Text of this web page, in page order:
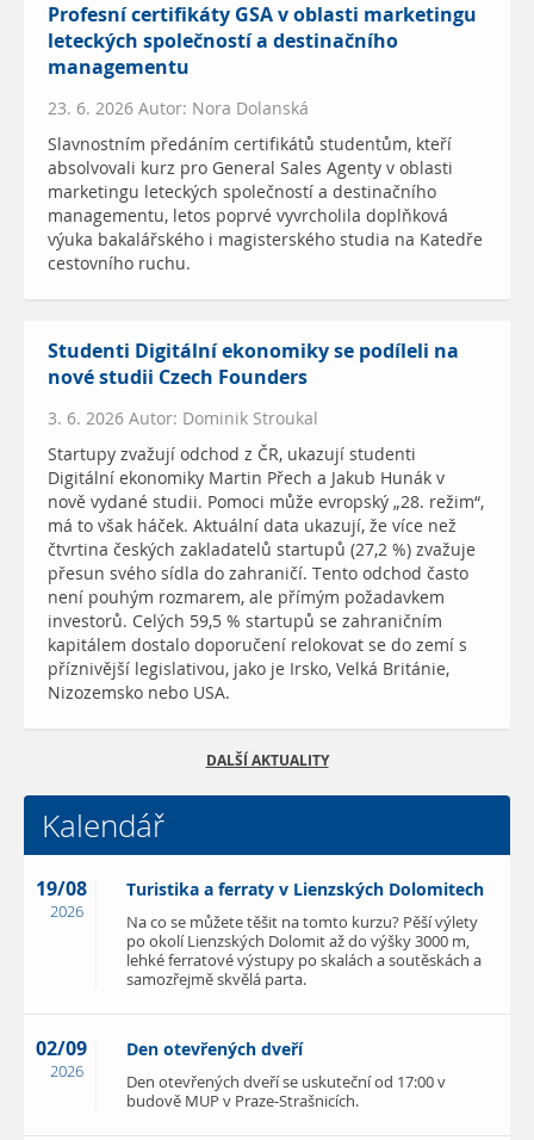
Profesní certifikáty GSA v oblasti marketingu
leteckých společností a destinačního
managementu
23. 6. 2026 Autor: Nora Dolanská
Slavnostním předáním certifikátů studentům, kteří
absolvovali kurz pro General Sales Agenty v oblasti
marketingu leteckých společností a destinačního
managementu, letos poprvé vyvrcholila doplňková
výuka bakalářského i magisterského studia na Katedře
cestovního ruchu.
Studenti Digitální ekonomiky se podíleli na
nové studii Czech Founders
3. 6. 2026 Autor: Dominik Stroukal
Startupy zvažují odchod z ČR, ukazují studenti
Digitální ekonomiky Martin Přech a Jakub Hunák v
nově vydané studii. Pomoci může evropský „28. režim“,
má to však háček. Aktuální data ukazují, že více než
čtvrtina českých zakladatelů startupů (27,2 %) zvažuje
přesun svého sídla do zahraničí. Tento odchod často
není pouhým rozmarem, ale přímým požadavkem
investorů. Celých 59,5 % startupů se zahraničním
kapitálem dostalo doporučení relokovat se do zemí s
příznivější legislativou, jako je Irsko, Velká Británie,
Nizozemsko nebo USA.
DALŠÍ AKTUALITY
Kalendář
19/08
2026
Turistika a ferraty v Lienzských Dolomitech
Na co se můžete těšit na tomto kurzu? Pěší výlety
po okolí Lienzských Dolomit až do výšky 3000 m,
lehké ferratové výstupy po skalách a soutěskách a
samozřejmě skvělá parta.
02/09
2026
Den otevřených dveří
Den otevřených dveří se uskuteční od 17:00 v
budově MUP v Praze-Strašnicích.